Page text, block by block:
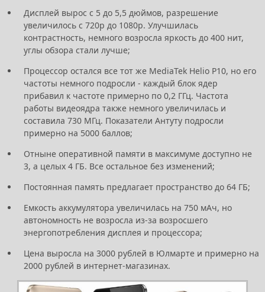
Дисплей вырос с 5 до 5,5 дюймов, разрешение
увеличилось с 720р до 1080р. Улучшилась
контрастность, немного возросла яркость до 400 нит,
углы обзора стали лучше;
Процессор остался все тот же MediaTek Helio P10, но его
частоты немного подросли - каждый блок ядер
прибавил к частоте примерно по 0,2 ГГц. Частота
работы видеоядра также немного увеличилась и
составила 730 МГц. Показатели Антуту подросли
примерно на 5000 баллов;
Отныне оперативной памяти в максимуме доступно не
3, а целых 4 ГБ. Все остальное без изменений;
Постоянная память предлагает пространство до 64 ГБ;
Емкость аккумулятора увеличилась на 750 мАч, но
автономность не возросла из-за возросшего
энергопотребления дисплея и процессора;
Цена выросла на 3000 рублей в Юлмарте и примерно на
2000 рублей в интернет-магазинах.